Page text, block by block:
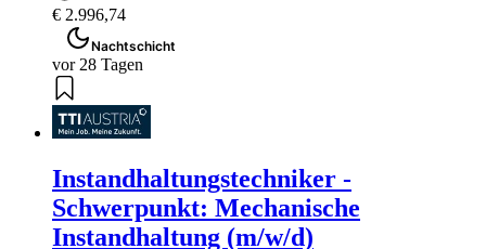
€ 2.996,74
Nachtschicht
vor 28 Tagen
Instandhaltungstechniker -
Schwerpunkt: Mechanische
Instandhaltung (m/w/d)